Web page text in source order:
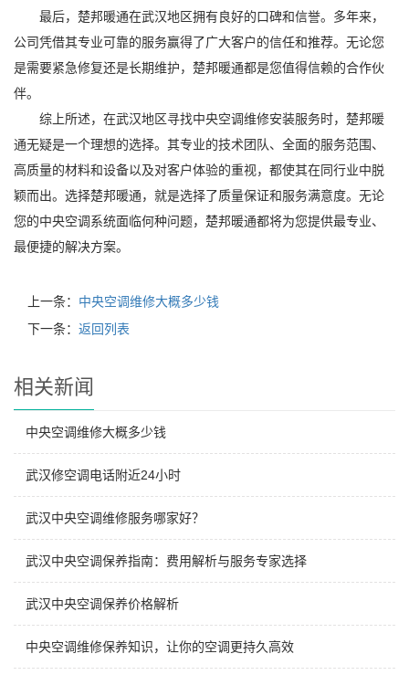
最后，楚邦暖通在武汉地区拥有良好的口碑和信誉。多年来，
公司凭借其专业可靠的服务赢得了广大客户的信任和推荐。无论您
是需要紧急修复还是长期维护，楚邦暖通都是您值得信赖的合作伙
伴。
综上所述，在武汉地区寻找中央空调维修安装服务时，楚邦暖
通无疑是一个理想的选择。其专业的技术团队、全面的服务范围、
高质量的材料和设备以及对客户体验的重视，都使其在同行业中脱
颖而出。选择楚邦暖通，就是选择了质量保证和服务满意度。无论
您的中央空调系统面临何种问题，楚邦暖通都将为您提供最专业、
最便捷的解决方案。
上一条： 中央空调维修大概多少钱
下一条： 返回列表
相关新闻
中央空调维修大概多少钱
武汉修空调电话附近24小时
武汉中央空调维修服务哪家好？
武汉中央空调保养指南：费用解析与服务专家选择
武汉中央空调保养价格解析
中央空调维修保养知识，让你的空调更持久高效